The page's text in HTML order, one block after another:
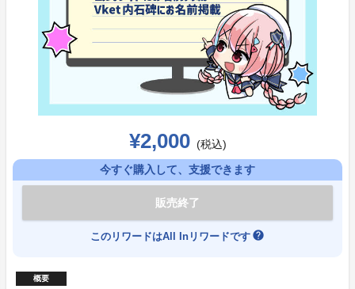
¥2,000 (税込)
今すぐ購入して、支援できます
販売終了
このリワードはAll Inリワードです help
概要